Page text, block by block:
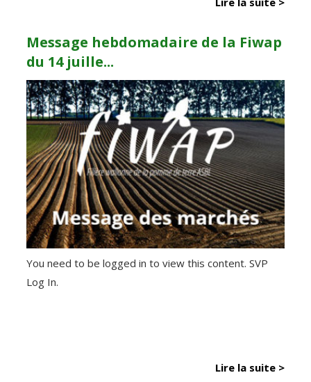
Message hebdomadaire de la Fiwap
du 14 juille...
You need to be logged in to view this content. SVP
Log In.
Lire la suite >